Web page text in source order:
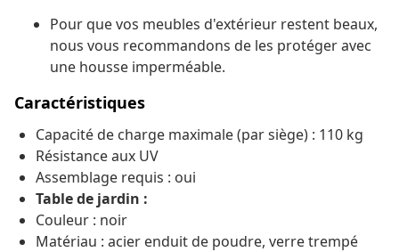
Pour que vos meubles d'extérieur restent beaux,
nous vous recommandons de les protéger avec
une housse imperméable.
Caractéristiques
Capacité de charge maximale (par siège) : 110 kg
Résistance aux UV
Assemblage requis : oui
Table de jardin :
Couleur : noir
Matériau : acier enduit de poudre, verre trempé